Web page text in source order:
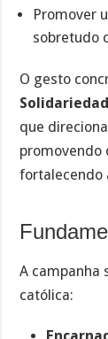
Promover
sobretudo
O gesto
que
promovendo
fortalecendo
A campanha
católica: